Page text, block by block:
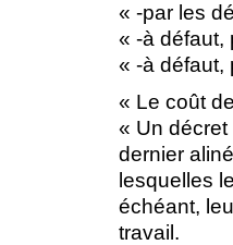
« -par les
« -à défaut,
« -à défaut,
« Le coût
« Un décret
dernier
lesquelles
échéant,
travail.